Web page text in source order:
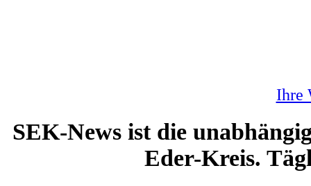
Ihre
SEK-News ist die
Eder-Kreis.